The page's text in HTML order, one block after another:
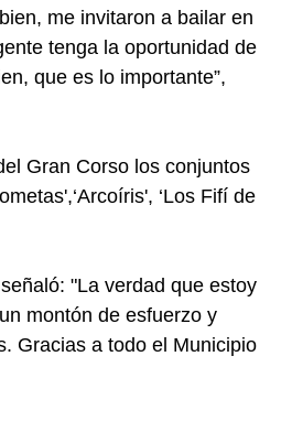
me invitaron a bailar en
tenga la oportunidad de
que es lo importante”,
Gran Corso los conjuntos
‘Los Fifí de
"La verdad que estoy
montón de esfuerzo y
Gracias a todo el Municipio